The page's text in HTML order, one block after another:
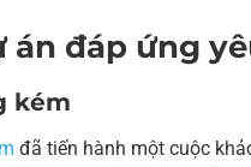
án đáp ứng
kém
đã tiến hành một cuộc